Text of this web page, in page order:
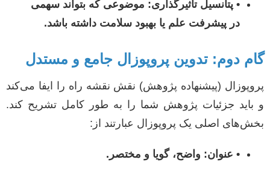
• پتانسیل تاثیرگذاری: موضوعی که بتواند سهمی
در پیشرفت علم یا بهبود سلامت داشته باشد.
گام دوم: تدوین پروپوزال جامع و مستدل
پروپوزال (پیشنهاده پژوهش) نقش نقشه راه را ایفا می‌کند
و باید جزئیات پژوهش شما را به طور کامل تشریح کند.
بخش‌های اصلی یک پروپوزال عبارتند از:
• عنوان: واضح، گویا و مختصر.